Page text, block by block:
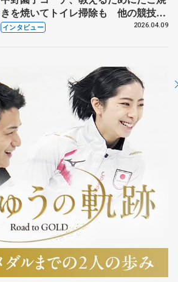
きを焼いてトイレ掃除も 他の競技に
も通用するという坂本花織の筋肉
インタビュー 2026.04.09